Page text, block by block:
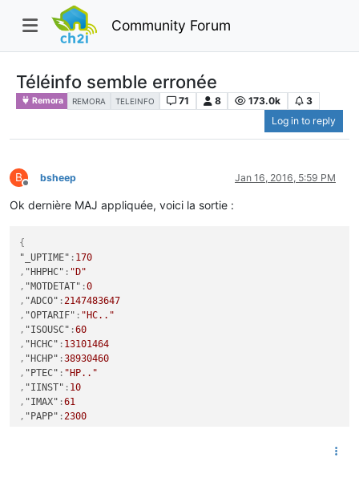
Community Forum
Téléinfo semble erronée
Remora REMORA TELEINFO 71 8 173.0k
3
Log in to reply
B
Offline
bsheep Jan 16, 2016, 5:59 PM
Ok dernière MAJ appliquée, voici la sortie :
{
"_UPTIME" : 170
, "HHPHC" : "D"
, "MOTDETAT" :0
, "ADCO" :2147483647
, "OPTARIF" : "HC.."
, "ISOUSC" :60
, "HCHC" : 13101464
, "HCHP" :38930460
, "PTEC" : "HP.."
, "IINST" : 10
, "IMAX" :61
, "PAPP" :2300